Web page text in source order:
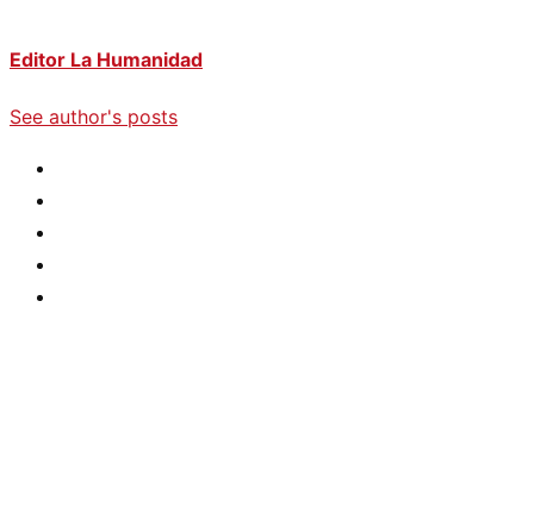
Editor La Humanidad
See author's posts